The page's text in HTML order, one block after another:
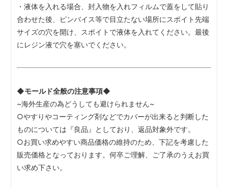
・液体を入れる場合、封入物を入れフィルムで蓋をして貼り
合わせた後、ピンバイス等で目立たない場所にスポイト先端
サイズの穴を開け、スポイトで液体を入れてください。最後
にレジン液で穴を塞いでください。
◆モールド全般の注意事項◆
~海外生産の為どうしても避けられません~
○やすりやコーティング剤などでカバーが出来ると判断した
ものについては『良品』としており、返品対象外です。
○お買い求めやすい商品価格の維持のため、下記を考慮した
販売価格となっております。何卒ご理解、ご了承のうえお買
い求め下さい。